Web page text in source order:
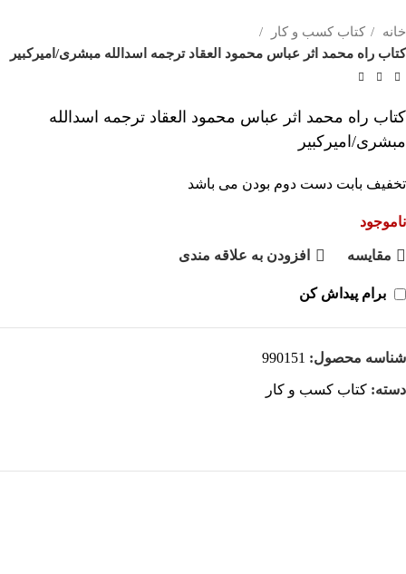
خانه
کتاب کسب و کار
کتاب راه محمد اثر عباس محمود العقاد ترجمه اسدالله مبشری/امیرکبیر
کتاب راه محمد اثر عباس محمود العقاد ترجمه اسدالله
مبشری/امیرکبیر
تخفیف بابت دست دوم بودن می باشد
ناموجود
مقايسه افزودن به علاقه مندی
برام پیداش کن
شناسه محصول: 990151
دسته: کتاب کسب و کار